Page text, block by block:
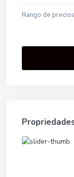
Rango de